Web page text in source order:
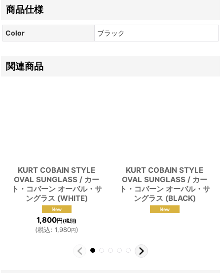
商品仕様
Color ブラック
関連商品
KURT COBAIN STYLE
OVAL SUNGLASS / カー
ト・コバーン オーバル・サ
ングラス (WHITE)
1,800円 (税別)
(税込: 1,980円)
KURT COBAIN STYLE
OVAL SUNGLASS / カー
ト・コバーン オーバル・サ
ングラス (BLACK)